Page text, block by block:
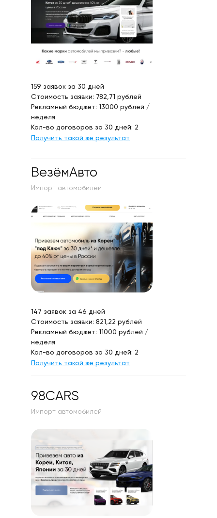
159 заявок за 30 дней
Стоимость заявки: 782,71 рублей
Рекламный бюджет: 13000 рублей /
неделя
Кол-во договоров за 30 дней: 2
Получить такой же результат
ВезёмАвто
Импорт автомобилей
147 заявок за 46 дней
Стоимость заявки: 821,22 рублей
Рекламный бюджет: 11000 рублей /
неделя
Кол-во договоров за 30 дней: 2
Получить такой же результат
98CARS
Импорт автомобилей